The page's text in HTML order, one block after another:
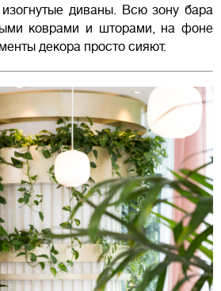
диваны. Всю зону бара
коврами и шторами, на фоне
декора просто сияют.